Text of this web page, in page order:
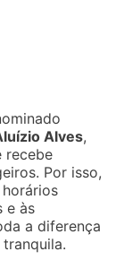
Alves,
recebe
Por isso,
e às
a diferença